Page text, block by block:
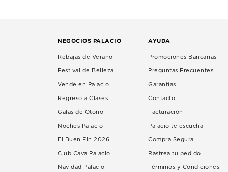
NEGOCIOS PALACIO
Rebajas de Verano
Festival de Belleza
Vende en Palacio
Regreso a Clases
Galas de Otoño
Noches Palacio
El Buen Fin 2026
Club Cava Palacio
Navidad Palacio
AYUDA
Promociones Bancarias
Preguntas Frecuentes
Garantías
Contacto
Facturación
Palacio te escucha
Compra Segura
Rastrea tu pedido
Términos y Condiciones